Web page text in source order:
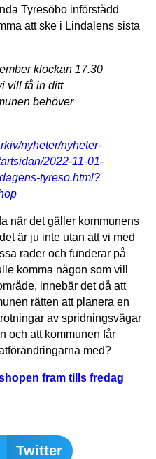
Tyresöbo införstådd
att ske i Lindalens sista
klockan 17.30
vill få in ditt
behöver
nyheter/nyheter-
2022-11-01-
tyreso.html?
när det gäller kommunens
är ju inte utan att vi med
rader och funderar på
komma någon som vill
innebär det då att
rätten att planera en
av spridningsvägar
och att kommunen får
med?
fram tills fredag
Twitter